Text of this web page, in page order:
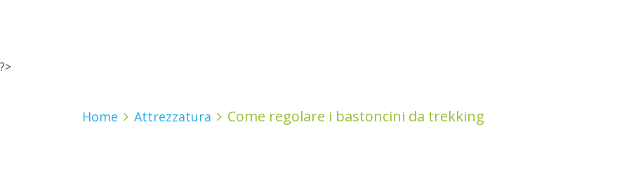
?>
Home Attrezzatura Come regolare i bastoncini da trekking